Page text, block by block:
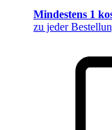
Mindestens 1
zu jeder